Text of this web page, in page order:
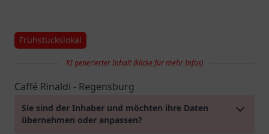
Frühstückslokal
KI generierter Inhalt (klicke für mehr Infos)
Caffé Rinaldi - Regensburg
Sie sind der Inhaber und möchten ihre Daten
übernehmen oder anpassen?